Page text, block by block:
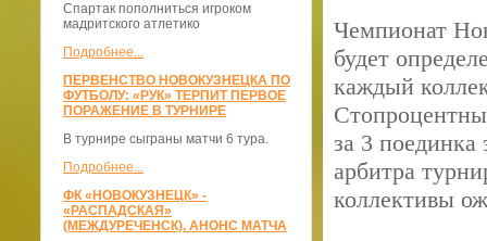
Спартак пополниться игроком
мадритского атлетико
Подробнее...
ПЕРВЕНСТВО НОВОКУЗНЕЦКА ПО
ФУТБОЛУ: «РУК» ТЕРПИТ ПЕРВОЕ
ПОРАЖЕНИЕ В ТУРНИРЕ
В турнире сыграны матчи 6 тура.
Подробнее...
ФК «НОВОКУЗНЕЦК» -
«РАСПАДСКАЯ»
(МЕЖДУРЕЧЕНСК). АНОНС МАТЧА
Чемпионат
будет
каждый
за 3
арбитра
коллективы